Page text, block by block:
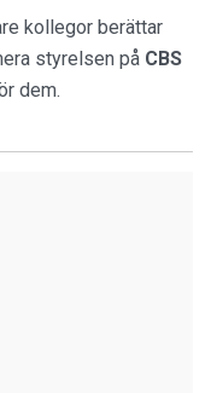
kollegor berättar
styrelsen på CBS
dem.